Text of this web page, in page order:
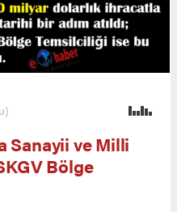
Sanayii ve Milli
Bölge